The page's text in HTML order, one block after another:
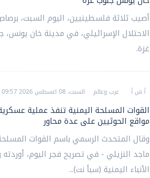
أصيب ثلاثة فلسطينيين، اليوم السبت،
الاحتلال الإسرائيلي، في مدينة خان
غزة.
أ ش أ عرب وعالم السبت، 08 اغسطس 2026 09:57 ص
القوات المسلحة اليمنية تنفذ عملية
مواقع الحوثيين على عدة محاور
وقال المتحدث الرسمي باسم القوات
ماجد النزيلي - في تصريح فجر اليوم، أوردته
الأنباء اليمنية (سبأ نت)...